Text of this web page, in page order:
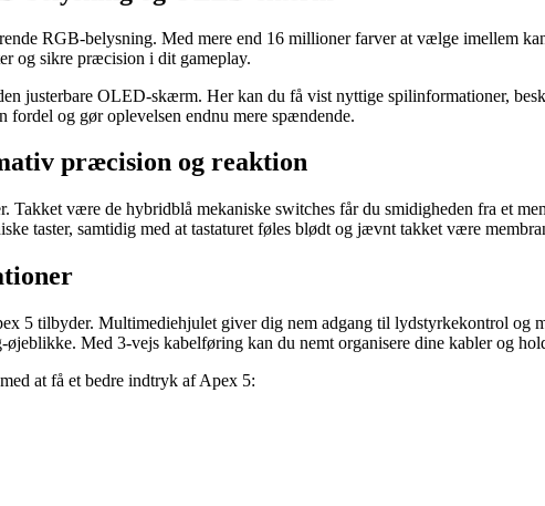
RGB-belysning. Med mere end 16 millioner farver at vælge imellem
og sikre præcision i dit gameplay.
justerbare OLED-skærm. Her kan du få vist nyttige spilinformationer,
og gør oplevelsen endnu mere spændende.
præcision og reaktion
Takket være de hybridblå mekaniske switches får du smidigheden fra et
taster, samtidig med at tastaturet føles blødt og jævnt takket være
5 tilbyder. Multimediehjulet giver dig nem adgang til lydstyrkekontrol
øjeblikke. Med 3-vejs kabelføring kan du nemt organisere dine kabler og
at få et bedre indtryk af Apex 5: